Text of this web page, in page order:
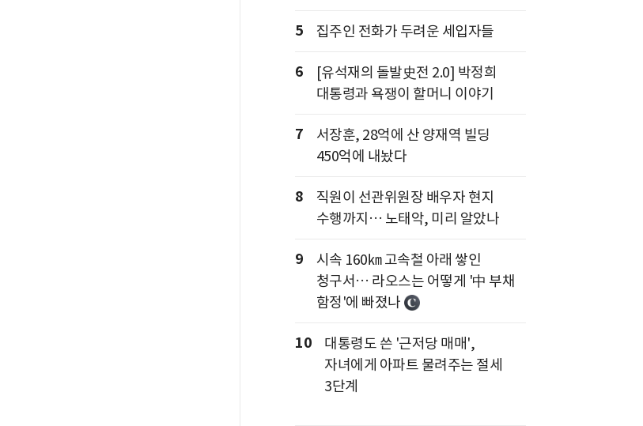
5 집주인 전화가 두려운 세입자들
6
[유석재의 돌발史전 2.0] 박정희
대통령과 욕쟁이 할머니 이야기
7
서장훈, 28억에 산 양재역 빌딩
450억에 내놨다
8
직원이 선관위원장 배우자 현지
수행까지… 노태악, 미리 알았나
9
시속 160㎞ 고속철 아래 쌓인
청구서… 라오스는 어떻게 '中 부채
함정'에 빠졌나
10
대통령도 쓴 '근저당 매매',
자녀에게 아파트 물려주는 절세
3단계